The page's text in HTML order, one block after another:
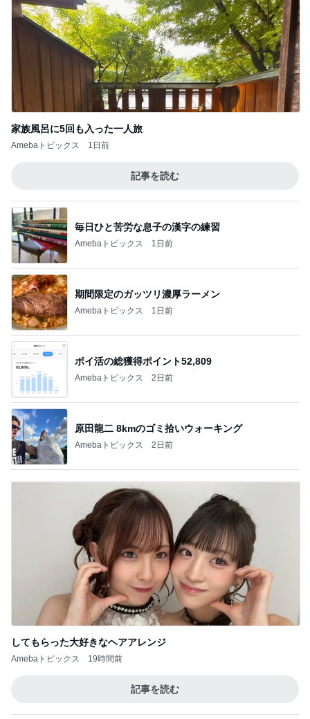
家族風呂に5回も入った一人旅
Amebaトピックス 1日前
記事を読む
毎日ひと苦労な息子の漢字の練習
Amebaトピックス 1日前
期間限定のガッツリ濃厚ラーメン
Amebaトピックス 1日前
ポイ活の総獲得ポイント52,809
Amebaトピックス 2日前
原田龍二 8kmのゴミ拾いウォーキング
Amebaトピックス 2日前
してもらった大好きなヘアアレンジ
Amebaトピックス 19時間前
記事を読む